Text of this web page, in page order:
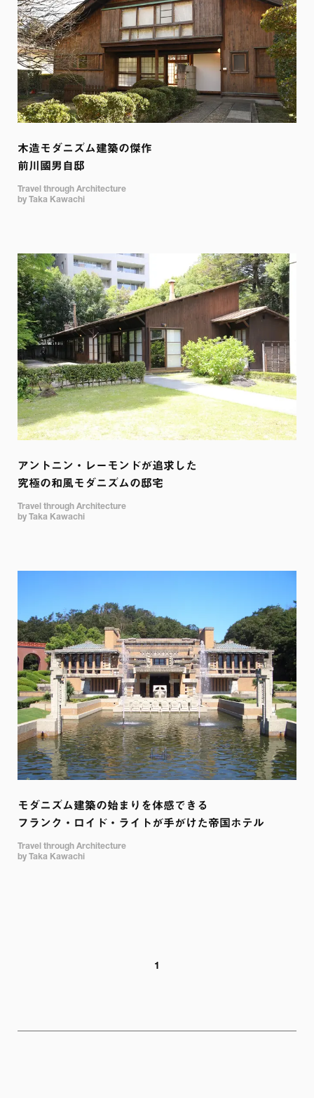
木造モダニズム建築の傑作
前川國男自邸
Travel through Architecture
by Taka Kawachi
アントニン・レーモンドが追求した
究極の和風モダニズムの邸宅
Travel through Architecture
by Taka Kawachi
モダニズム建築の始まりを体感できる
Travel through Architecture
by Taka Kawachi
1